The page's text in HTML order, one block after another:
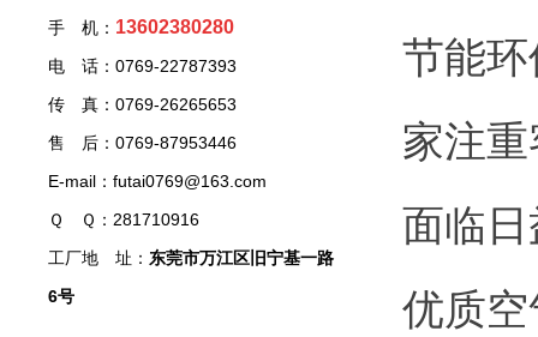
手 机： 13602380280
电 话：0769-22787393
传 真：0769-26265653
售 后：0769-87953446
E-mail：futai0769@163.com
Ｑ Ｑ：281710916
工厂地 址： 东莞市万江区旧宁基一路
6号
节能
家注
面临
优质